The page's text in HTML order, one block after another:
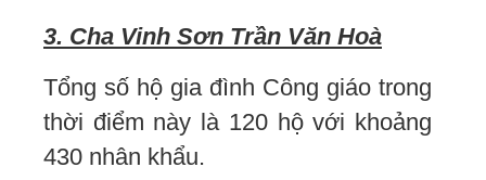
3. Cha Vinh Sơn Trần Văn Hoà
Tổng số hộ gia đình Công giáo trong
thời điểm này là 120 hộ với khoảng
430 nhân khẩu.